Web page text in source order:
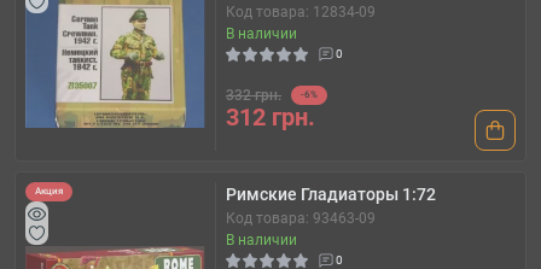
Код товара: 12834-09
В наличии
0
332 грн. -6%
312 грн.
Акция Римские Гладиаторы 1:72
Код товара: 93463-09
В наличии
0